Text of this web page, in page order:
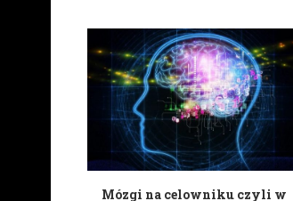
Mózgi na celowniku czyli w